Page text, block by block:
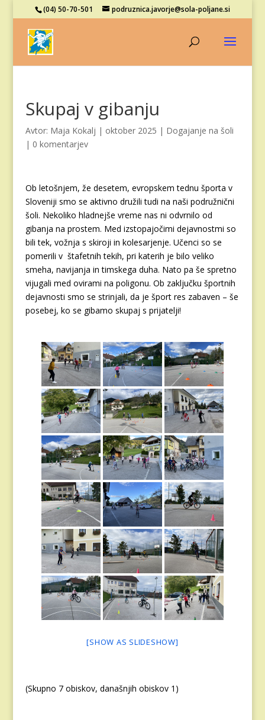
(04) 50-70-501 podruznica.javorje@sola-poljane.si
Skupaj v gibanju
Avtor: Maja Kokalj | oktober 2025 | Dogajanje na šoli
| 0 komentarjev
Ob letošnjem, že desetem, evropskem tednu športa v
Sloveniji smo se aktivno družili tudi na naši podružnični
šoli. Nekoliko hladnejše vreme nas ni odvrnilo od
gibanja na prostem. Med izstopajočimi dejavnostmi so
bili tek, vožnja s skiroji in kolesarjenje. Učenci so se
pomerili v štafetnih tekih, pri katerih je bilo veliko
smeha, navijanja in timskega duha. Nato pa še spretno
vijugali med ovirami na poligonu. Ob zaključku športnih
dejavnosti smo se strinjali, da je šport res zabaven – še
posebej, ko se gibamo skupaj s prijatelji!
[SHOW AS SLIDESHOW]
(Skupno 7 obiskov, današnjih obiskov 1)